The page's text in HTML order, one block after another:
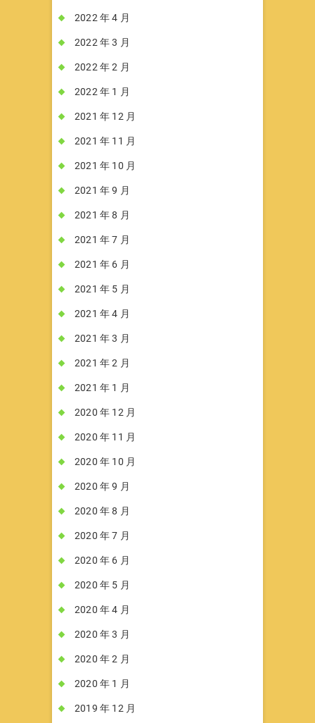
2022 年 4 月
2022 年 3 月
2022 年 2 月
2022 年 1 月
2021 年 12 月
2021 年 11 月
2021 年 10 月
2021 年 9 月
2021 年 8 月
2021 年 7 月
2021 年 6 月
2021 年 5 月
2021 年 4 月
2021 年 3 月
2021 年 2 月
2021 年 1 月
2020 年 12 月
2020 年 11 月
2020 年 10 月
2020 年 9 月
2020 年 8 月
2020 年 7 月
2020 年 6 月
2020 年 5 月
2020 年 4 月
2020 年 3 月
2020 年 2 月
2020 年 1 月
2019 年 12 月